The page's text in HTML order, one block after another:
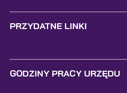
PRZYDATNE LINKI
GODZINY PRACY URZĘDU